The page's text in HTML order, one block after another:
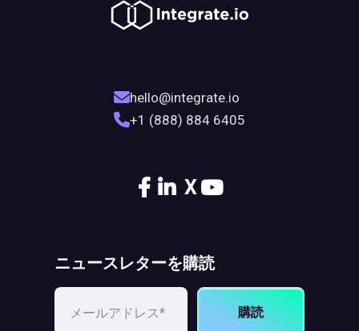
hello@integrate.io
+1 (888) 884 6405
X
ニュースレターを購読
購読